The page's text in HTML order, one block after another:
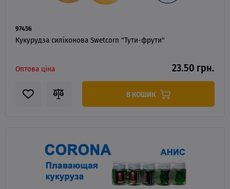
97456
Кукурудза силіконова Swetcorn "Тути-фрути"
Оптова ціна 23.50 грн.
В КОШИК